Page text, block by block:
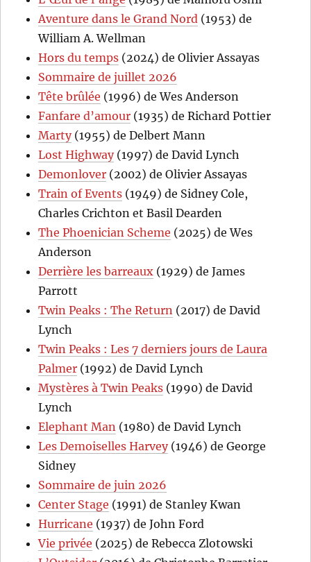
Aventure dans le Grand Nord (1953) de
William A. Wellman
Hors du temps (2024) de Olivier Assayas
Sommaire de juillet 2026
Tête brûlée (1996) de Wes Anderson
Fanfare d’amour (1935) de Richard Pottier
Marty(1955) de Delbert Mann
Lost Highway(1997) de David Lynch
Demonlover (2002) de Olivier Assayas
Train of Events (1949) de Sidney Cole,
Charles Crichton et Basil Dearden
The Phoenician Scheme (2025) de Wes
Anderson
Derrière les barreaux (1929) de James
Parrott
Twin Peaks : The Return (2017) de David
Lynch
Twin Peaks : Les 7 derniers jours de Laura
Palmer (1992) de David Lynch
Mystères à Twin Peaks (1990) de David
Lynch
Elephant Man (1980) de David Lynch
Les Demoiselles Harvey(1946) de George
Sidney
Sommaire de juin 2026
Center Stage (1991) de Stanley Kwan
Hurricane (1937) de John Ford
Vie privée (2025) de Rebecca Zlotowski